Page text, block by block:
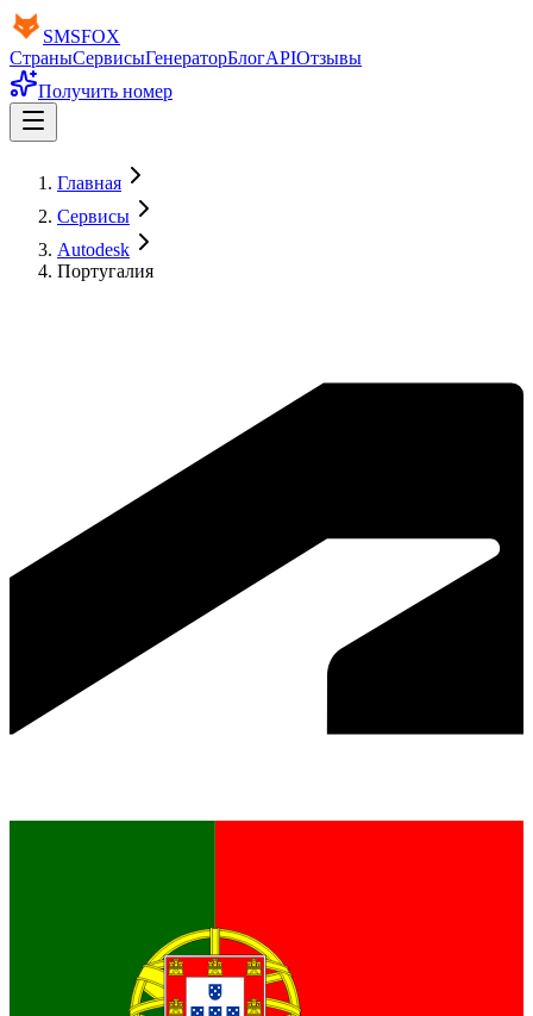
SMSFOX
СтраныСервисыГенераторБлогAPIОтзывы
Получить номер
Главная
Сервисы
Autodesk
Португалия